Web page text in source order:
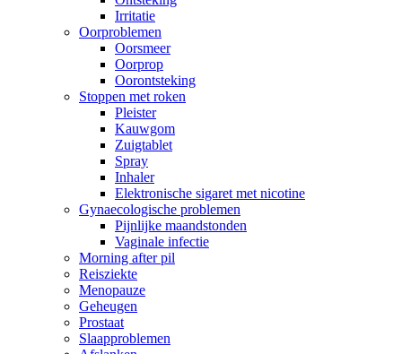
Irritatie
Oorproblemen
Oorsmeer
Oorprop
Oorontsteking
Stoppen met roken
Pleister
Kauwgom
Zuigtablet
Spray
Inhaler
Elektronische sigaret met nicotine
Gynaecologische problemen
Pijnlijke maandstonden
Vaginale infectie
Morning after pil
Reisziekte
Menopauze
Geheugen
Prostaat
Slaapproblemen